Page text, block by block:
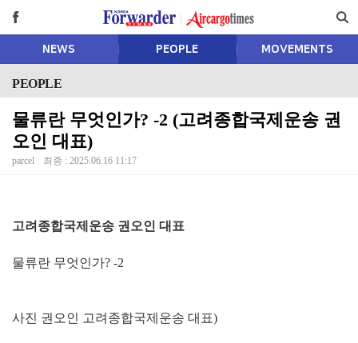
NEWS PEOPLE MOVEMENTS
PEOPLE
물류란 무엇인가? -2 (고려종합국제운송 권
오인 대표)
parcel 최종 : 2025.06.16 11:17
고려종합국제운송 권오인 대표
물류란 무엇인가? -2
사진 권오인 고려종합국제운송 대표)